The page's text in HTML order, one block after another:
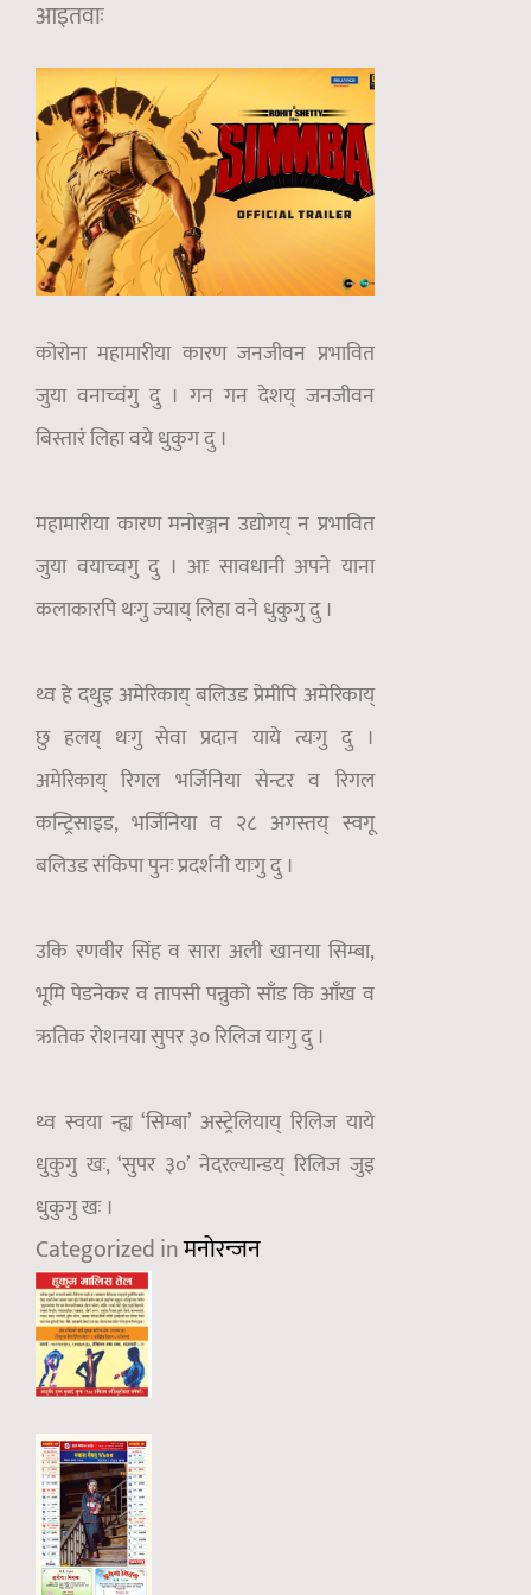
आइतवाः
कोरोना महामारीया कारण जनजीवन प्रभावित
जुया वनाच्वंगु दु । गन गन देशय् जनजीवन
बिस्तारं लिहा वये धुकुग दु ।
महामारीया कारण मनोरञ्जन उद्योगय् न प्रभावित
जुया वयाच्वगु दु । आः सावधानी अपने याना
कलाकारपि थःगु ज्याय् लिहा वने धुकुगु दु ।
थ्व हे दथुइ अमेरिकाय् बलिउड प्रेमीपि अमेरिकाय्
छु हलय् थःगु सेवा प्रदान याये त्यःगु दु ।
अमेरिकाय् रिगल भर्जिनिया सेन्टर व रिगल
कन्ट्रिसाइड, भर्जिनिया व २८ अगस्तय् स्वगू
बलिउड संकिपा पुनः प्रदर्शनी याःगु दु ।
उकि रणवीर सिंह व सारा अली खानया सिम्बा,
भूमि पेडनेकर व तापसी पन्नुको साँड कि आँख व
ऋतिक रोशनया सुपर ३० रिलिज याःगु दु ।
थ्व स्वया न्ह्य ‘सिम्बा’ अस्ट्रेलियाय् रिलिज याये
धुकुगु खः, ‘सुपर ३०’ नेदरल्यान्डय् रिलिज जुइ
धुकुगु खः ।
Categorized inमनोरन्जन